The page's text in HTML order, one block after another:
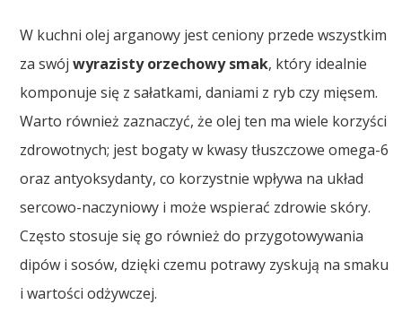
W kuchni olej arganowy jest ceniony przede wszystkim
za swójwyrazisty orzechowy smak, który idealnie
komponuje się z sałatkami, daniami z ryb czy mięsem.
Warto również zaznaczyć, że olej ten ma wiele korzyści
zdrowotnych; jest bogaty w kwasy tłuszczowe omega-6
oraz antyoksydanty, co korzystnie wpływa na układ
sercowo-naczyniowy i może wspierać zdrowie skóry.
Często stosuje się go również do przygotowywania
dipów i sosów, dzięki czemu potrawy zyskują na smaku
i wartości odżywczej.